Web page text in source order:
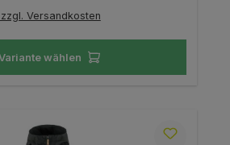
Versandkosten
wählen